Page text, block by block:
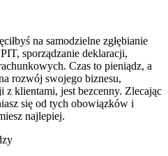
na samodzielne zgłębianie
sporządzanie deklaracji,
Czas to pieniądz, a
rozwój swojego biznesu,
z klientami, jest bezcenny. Zlecając
się od tych obowiązków i
najlepiej.